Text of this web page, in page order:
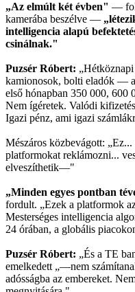
„Az elmúlt két évben" —
kamerába beszélve —
intelligencia alapú
csinálnak."
Puzsér Róbert:
kamionosok, bolti eladók —
első hónapban 350 000, 600
Nem ígéretek. Valódi
Igazi pénz, ami igazi
Mészáros közbevágott:
platformokat reklámozni...
elveszíthetik—"
„Minden egyes pontban
fordult. „Ezek a platformok
Mesterséges intelligencia
24 órában, a globális
Puzsér Róbert: „És a TE
emelkedett „—nem
adósságba az embereket.